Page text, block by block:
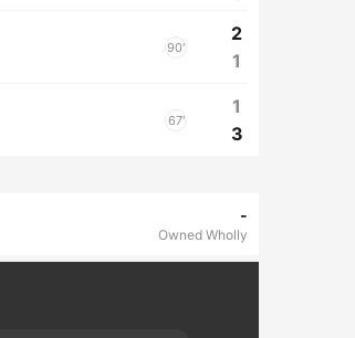
90'
2
1
67'
1
3
-
Owned Wholly